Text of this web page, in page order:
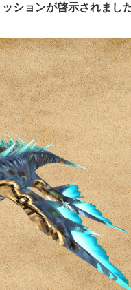
ションが啓示されました